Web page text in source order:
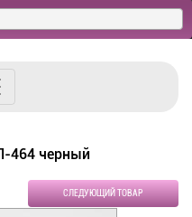
464 черный
СЛЕДУЮЩИЙ ТОВАР